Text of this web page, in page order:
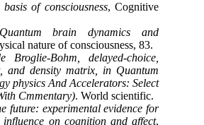
of consciousness, Cognitive
Quantum brain dynamics and
nature of consciousness, 83.
Broglie-Bohm, delayed-choice,
and density matrix, in Quantum
physics And Accelerators: Select
Cmmentary). World scientific.
future: experimental evidence for
influence on cognition and affect,